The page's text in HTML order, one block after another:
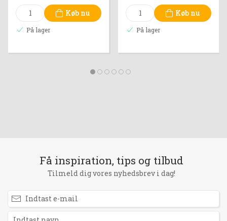
Køb nu
På lager
Køb nu
På lager
Få inspiration, tips og tilbud
Tilmeld dig vores nyhedsbrev i dag!